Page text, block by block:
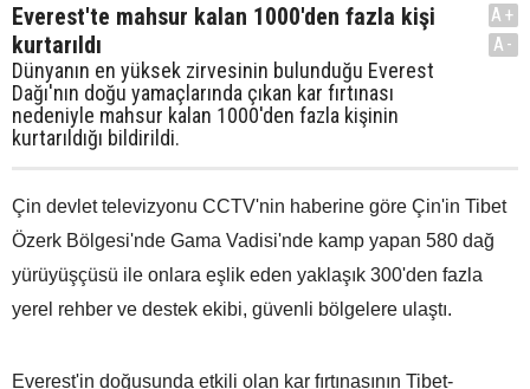
Everest'te mahsur kalan 1000'den fazla kişi
kurtarıldı
Dünyanın en yüksek zirvesinin bulunduğu Everest
Dağı'nın doğu yamaçlarında çıkan kar fırtınası
nedeniyle mahsur kalan 1000'den fazla kişinin
kurtarıldığı bildirildi.
A+
A-
Çin devlet televizyonu CCTV'nin haberine göre Çin'in Tibet
Özerk Bölgesi'nde Gama Vadisi'nde kamp yapan 580 dağ
yürüyüşçüsü ile onlara eşlik eden yaklaşık 300'den fazla
yerel rehber ve destek ekibi, güvenli bölgelere ulaştı.
Everest'in doğusunda etkili olan kar fırtınasının Tibet-